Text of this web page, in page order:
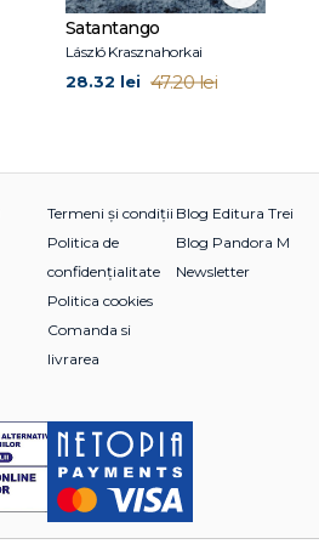
Satantango
László Krasznahorkai
28.32 lei 47.20 lei
Termeni și condiții
Politica de
confidențialitate
Politica cookies
Comanda si
livrarea
Blog Editura Trei
Blog Pandora M
Newsletter